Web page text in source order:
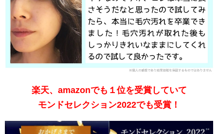
楽天、amazonでも１位を受賞していて
モンドセレクション2022でも受賞！